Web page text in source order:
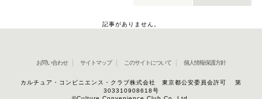
記事がありません。
お問い合わせ サイトマップ このサイトについて 個人情報保護方針
カルチュア・コンビニエンス・クラブ株式会社 東京都公安委員会許可 第
303310908618号